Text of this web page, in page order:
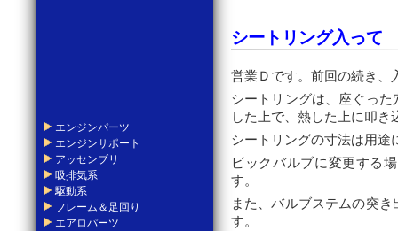
シートリング入って
営業Ｄです。前回の続き、
シートリングは、座ぐっ
した上で、熱した上に叩き
シートリングの寸法は用途
ビックバルブに変更する
す。
また、バルブステムの突
す。
エンジンパーツ
エンジンサポート
アッセンブリ
吸排気系
駆動系
フレーム＆足回り
エアロパーツ